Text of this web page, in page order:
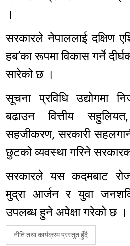
।
सरकारले नेपाललाई दक्षिण
हब’का रूपमा विकास गर्ने
सारेको छ ।
सूचना प्रविधि उद्योगमा
बढाउन वित्तीय
सहजीकरण, सरकारी
छुटको व्यवस्था गरिने
सरकारले यस कदमबाट
मुद्रा आर्जन र युवा
उपलब्ध हुने अपेक्षा गरेको छ ।
नीति तथा कार्यक्रम प्रस्तुत हुँदै